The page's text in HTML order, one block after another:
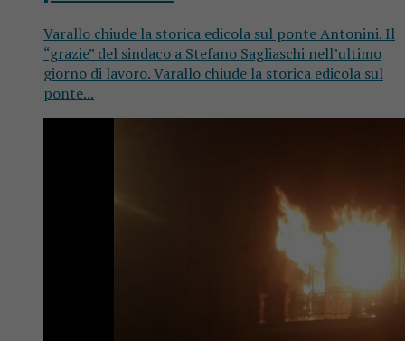
Varallo chiude la storica edicola sul ponte Antonini. Il
“grazie” del sindaco a Stefano Sagliaschi nell’ultimo
giorno di lavoro. Varallo chiude la storica edicola sul
ponte...